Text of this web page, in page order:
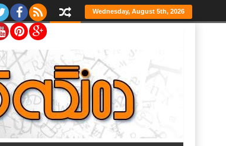
Wednesday, August 5th, 2026